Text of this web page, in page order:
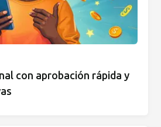
con aprobación rápida y